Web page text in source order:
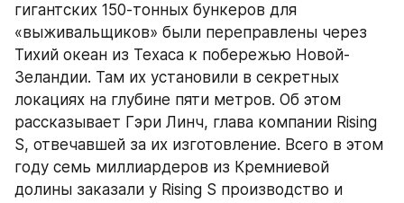
гигантских 150-тонных бункеров для
«выживальщиков» были переправлены через
Тихий океан из Техаса к побережью Новой-
Зеландии. Там их установили в секретных
локациях на глубине пяти метров. Об этом
рассказывает Гэри Линч, глава компании Rising
S, отвечавшей за их изготовление. Всего в этом
году семь миллиардеров из Кремниевой
долины заказали у Rising S производство и